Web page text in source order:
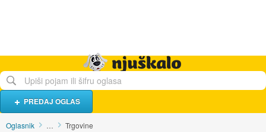
PREDAJ OGLAS
Oglasnik … Trgovine